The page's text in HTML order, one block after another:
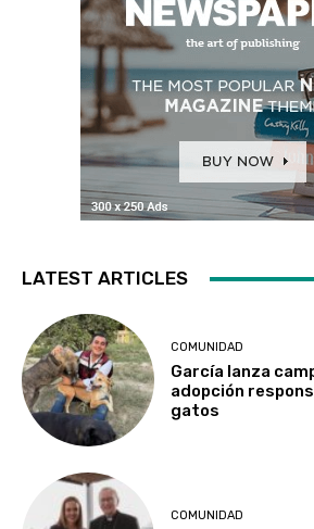
LATEST ARTICLES
COMUNIDAD
García lanza
adopción
gatos
COMUNIDAD